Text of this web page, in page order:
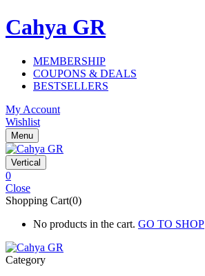
Cahya GR
MEMBERSHIP
COUPONS & DEALS
BESTSELLERS
My Account
Wishlist
Menu
Vertical
0
Close
Shopping Cart(0)
No products in the cart. GO TO SHOP
Category